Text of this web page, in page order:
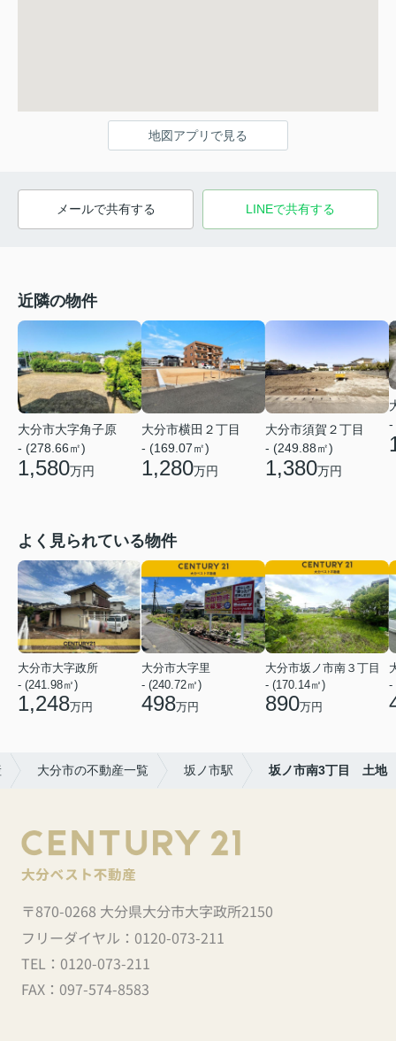
地図アプリで見る
メールで共有する LINEで共有する
近隣の物件
大分市大字角子原
- (278.66㎡)
1,580万円
大分市横田２丁目
- (169.07㎡)
1,280万円
大分市須賀２丁目
- (249.88㎡)
1,380万円
-
よく見られている物件
大分市大字政所
- (241.98㎡)
1,248万円
大分市大字里
- (240.72㎡)
498万円
大分市坂ノ市南３丁目
- (170.14㎡)
890万円
-
大分市の不動産一覧 坂ノ市駅 坂ノ市南3丁目 土地
〒870-0268 大分県大分市大字政所2150
フリーダイヤル： 0120-073-211
TEL： 0120-073-211
FAX： 097-574-8583